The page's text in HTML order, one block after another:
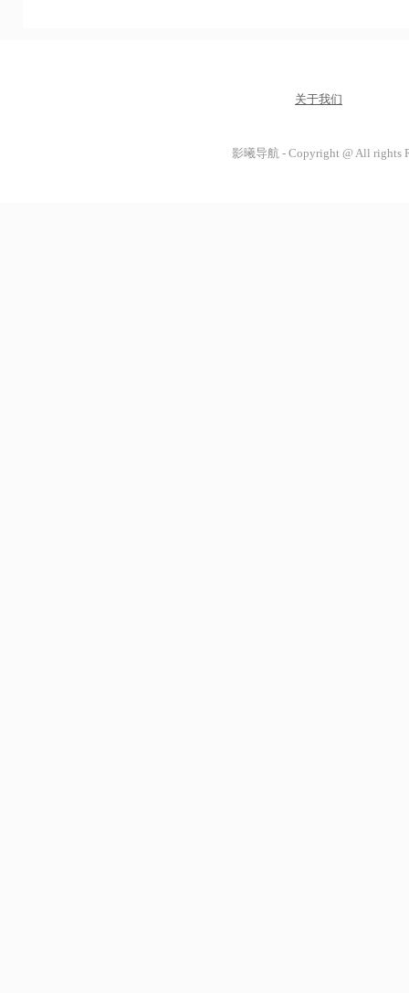
关于我们
影曦导航 - Copyright @ All rights